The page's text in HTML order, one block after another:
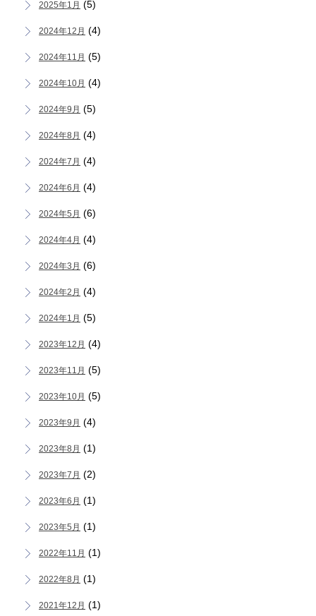
2025年1月 (5)
2024年12月 (4)
2024年11月 (5)
2024年10月 (4)
2024年9月 (5)
2024年8月 (4)
2024年7月 (4)
2024年6月 (4)
2024年5月 (6)
2024年4月 (4)
2024年3月 (6)
2024年2月 (4)
2024年1月 (5)
2023年12月 (4)
2023年11月 (5)
2023年10月 (5)
2023年9月 (4)
2023年8月 (1)
2023年7月 (2)
2023年6月 (1)
2023年5月 (1)
2022年11月 (1)
2022年8月 (1)
2021年12月 (1)